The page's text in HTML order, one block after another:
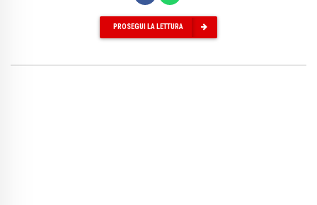
PROSEGUI LA LETTURA